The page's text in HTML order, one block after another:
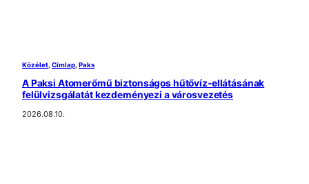
Közélet Címlap Paks
A Paksi Atomerőmű biztonságos hűtővíz-ellátásának
felülvizsgálatát kezdeményezi a városvezetés
2026.08.10.